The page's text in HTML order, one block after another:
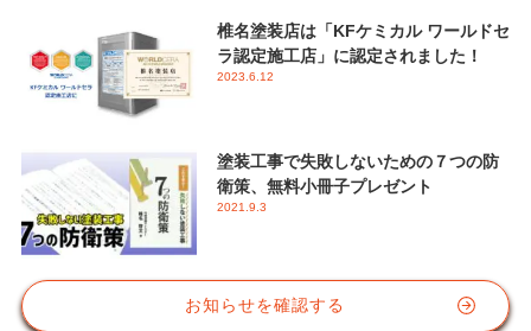
椎名塗装店は「KFケミカル ワールドセ
ラ認定施工店」に認定されました！
2023.6.12
塗装工事で失敗しないための７つの防
衛策、無料小冊子プレゼント
2021.9.3
お知らせを確認する